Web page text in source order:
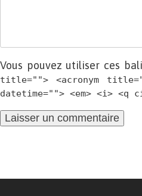
Vous pouvez utiliser ces
title=""> <acronym
datetime=""> <em> <i> <q